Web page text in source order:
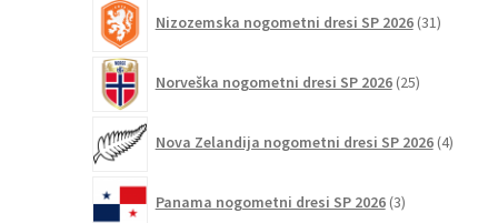
Nizozemska nogometni dresi SP 2026 31izdelkov
Norveška nogometni dresi SP 2026 25izdelkov
Nova Zelandija nogometni dresi SP 2026 4izdelki
Panama nogometni dresi SP 2026 3izdelki